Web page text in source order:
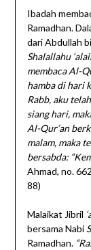
Ibadah
Ramadhan.
dari Abdullah
Shalallahu
membaca Al-
hamba di hari
Rabb, aku
siang hari,
Al-Qur’an
malam, maka
bersabda:
Ahmad, no.
88)
Malaikat Jibril
bersama Nabi
Ramadhan.